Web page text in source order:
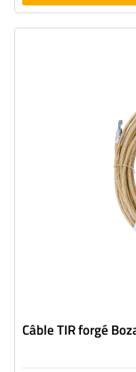
Câble TIR forgé